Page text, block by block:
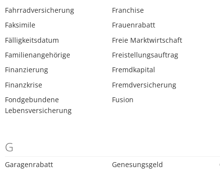
Fahrradversicherung
Faksimile
Fälligkeitsdatum
Familienangehörige
Finanzierung
Finanzkrise
Fondgebundene
Lebensversicherung
Franchise
Frauenrabatt
Freie Marktwirtschaft
Freistellungsauftrag
Fremdkapital
Fremdversicherung
Fusion
G
Garagenrabatt
Genesungsgeld